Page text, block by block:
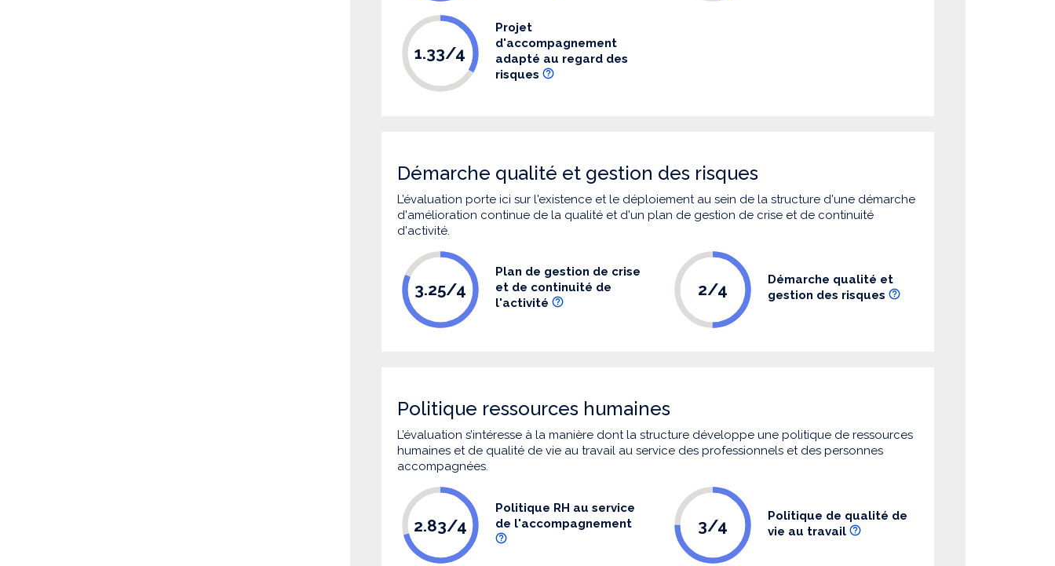
1.33/4
Projet
d'accompagnement
adapté au regard des
risques
Démarche qualité et gestion des risques
L’évaluation porte ici sur l'existence et le déploiement au sein de la structure d'une démarche
d'amélioration continue de la qualité et d'un plan de gestion de crise et de continuité
d'activité.
3.25/4
Plan de gestion de crise
et de continuité de
l'activité
2/4
Démarche qualité et
gestion des risques
Politique ressources humaines
L’évaluation s’intéresse à la manière dont la structure développe une politique de ressources
humaines et de qualité de vie au travail au service des professionnels et des personnes
accompagnées.
2.83/4
Politique RH au service
de l'accompagnement
3/4
Politique de qualité de
vie au travail